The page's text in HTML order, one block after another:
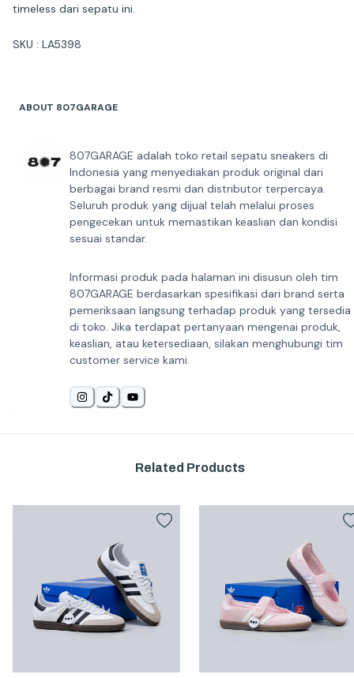
timeless dari sepatu ini.
SKU : LA5398
ABOUT 807GARAGE
807GARAGE adalah toko retail sepatu sneakers di
Indonesia yang menyediakan produk original dari
berbagai brand resmi dan distributor terpercaya.
Seluruh produk yang dijual telah melalui proses
pengecekan untuk memastikan keaslian dan kondisi
sesuai standar.
Informasi produk pada halaman ini disusun oleh tim
807GARAGE berdasarkan spesifikasi dari brand serta
pemeriksaan langsung terhadap produk yang tersedia
di toko. Jika terdapat pertanyaan mengenai produk,
keaslian, atau ketersediaan, silakan menghubungi tim
customer service kami.
Related Products